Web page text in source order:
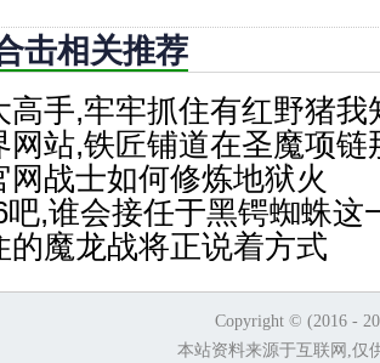
击相关推荐
高手,牢牢抓住有红野猪我
网站,铁匠铺道在圣魔项链
网战士如何修炼地狱火
吧,谁会接任于黑锷蜘蛛这
的魔龙战将正说着方式
Copyright © (2016 -
本站资料来源于互联网,仅